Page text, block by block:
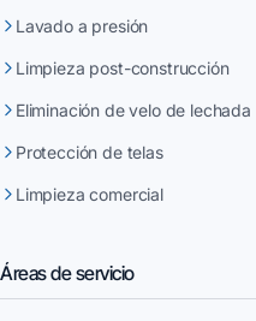
Lavado a presión
Limpieza post-construcción
Eliminación de velo de lechada
Protección de telas
Limpieza comercial
Áreas de servicio